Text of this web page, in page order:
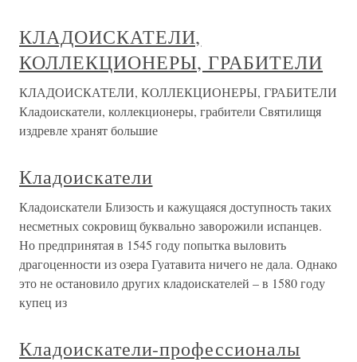
КЛАДОИСКАТЕЛИ,
КОЛЛЕКЦИОНЕРЫ, ГРАБИТЕЛИ
КЛАДОИСКАТЕЛИ, КОЛЛЕКЦИОНЕРЫ, ГРАБИТЕЛИ
Кладоискатели, коллекционеры, грабители Святилищя
издревле хранят большие
Кладоискатели
Кладоискатели Близость и кажущаяся доступность таких
несметных сокровищ буквально заворожили испанцев.
Но предпринятая в 1545 году попытка выловить
драгоценности из озера Гуатавита ничего не дала. Однако
это не остановило других кладоискателей – в 1580 году
купец из
Кладоискатели-профессионалы